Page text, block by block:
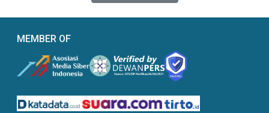
MEMBER OF